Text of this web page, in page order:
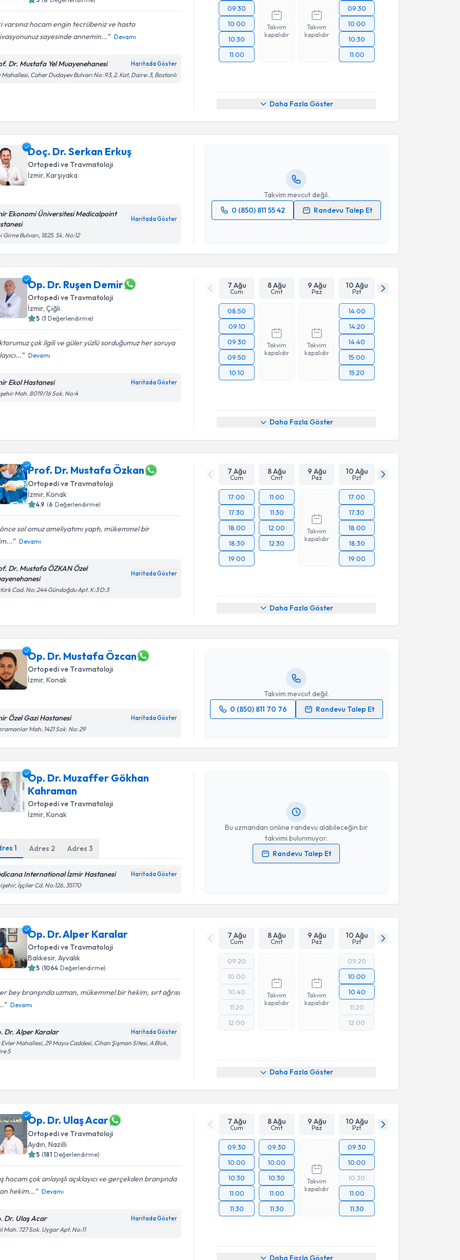
varsınız hocam engin tecrübeniz ve hasta
sayesinde annemin...
Devamı
Dr. Mustafa Yel Muayenehanesi Haritada Göster
Mahallesi, Caher Dudayev Bulvarı No: 93, 2. Kat, Daire: 3, Bostanlı
09:30
10:00
10:30
11:00
Takvim
kapalıdır
Takvim
kapalıdır
09:30
10:00
10:30
11:00
Daha Fazla Göster
Doç. Dr. Serkan Erkuş
Ortopedi ve Travmatoloji
İzmir, Karşıyaka
Ekonomi Üniversitesi Medicalpoint
Haritada Göster
Girne Bulvarı, 1825. Sk. No:12
Takvim mevcut değil.
0 (850) 811 55 42
Randevu Talep Et
Randevu Takvimi Talebi
Doç. Dr. Serkan Erkuşiçin randevu takvimi talebi oluşturun.
Size bu uzmandan randevu almanız için bir takvim
Op. Dr. Ruşen Demir
Ortopedi ve Travmatoloji
İzmir, Çiğli
5 (1 Değerlendirme)
çok ilgili ve güler yüzlü sorduğumuz her soruya
Devamı
Ekol Hastanesi Haritada Göster
Mah. 8019/16 Sok. No:4
7 Ağu
Cum
8 Ağu
Cmt
9 Ağu
Paz
10 Ağu
Pzt
08:50
09:10
09:30
09:50
10:10
Takvim
kapalıdır
Takvim
kapalıdır
14:00
14:20
14:40
15:00
15:20
Daha Fazla Göster
Prof. Dr. Mustafa Özkan
Ortopedi ve Travmatoloji
İzmir, Konak
4.9 (6 Değerlendirme)
sol omuz ameliyatımı yaptı, mükemmel bir
Devamı
Dr. Mustafa ÖZKAN Özel
Haritada Göster
Cad. No: 244 Gündoğdu Apt. K:3 D:3
7 Ağu
Cum
8 Ağu
Cmt
9 Ağu
Paz
10 Ağu
Pzt
17:00
17:30
18:00
18:30
19:00
11:00
11:30
12:00
12:30
Takvim
kapalıdır
17:00
17:30
18:00
18:30
19:00
Daha Fazla Göster
Op. Dr. Mustafa Özcan
Ortopedi ve Travmatoloji
İzmir, Konak
Özel Gazi Hastanesi Haritada Göster
Mah. 1421 Sok. No: 29
Takvim mevcut değil.
0 (850) 811 70 76
Randevu Talep Et
Randevu Takvimi Talebi
işlenmesini kabul ediyorum.
Op. Dr. Muzaffer Gökhan
Kahraman
Ortopedi ve Travmatoloji
İzmir, Konak
1 Adres 2 Adres3
International İzmir Hastanesi Haritada Göster
İşçiler Cd. No:126, 35170
Bu uzmandan online randevu alabileceğin bir
takvimi bulunmuyor.
Randevu Talep Et
Randevu Takvimi Talebi
Op. Dr. Muzaffer Gökhan Kahraman
Kişisel verilerimin işlenmesine ilişkinAydınlatma Metni
Takvim Talebini Gönder
Op. Dr. Alper Karalar
Ortopedi ve Travmatoloji
Balıkesir, Ayvalık
5 (1064 Değerlendirme)
bey branşında uzman, mükemmel bir hekim, sırt ağrısı
Devamı
Dr. Alper Karalar Haritada Göster
Evler Mahallesi, 29 Mayıs Caddesi, Cihan Şişman Sitesi, A Blok,
5
7 Ağu
Cum
8 Ağu
Cmt
9 Ağu
Paz
10 Ağu
Pzt
09:20
10:00
10:40
11:20
12:00
Takvim
kapalıdır
Takvim
kapalıdır
09:20
10:00
10:40
11:20
12:00
Daha Fazla Göster
Op. Dr. Ulaş Acar
Ortopedi ve Travmatoloji
Aydın , Nazilli
5 (181 Değerlendirme)
hocam çok anlayışlı açıklayıcı ve gerçekden branşında
hekim...
Devamı
Dr. Ulaş Acar Haritada Göster
Mah. 727 Sok. Uygar Apt. No:11
7 Ağu
Cum
8 Ağu
Cmt
9 Ağu
Paz
10 Ağu
Pzt
09:30
10:00
10:30
11:00
11:30
09:30
10:00
10:30
11:00
11:30
Takvim
kapalıdır
09:30
10:00
10:30
11:00
11:30
Daha Fazla Göster